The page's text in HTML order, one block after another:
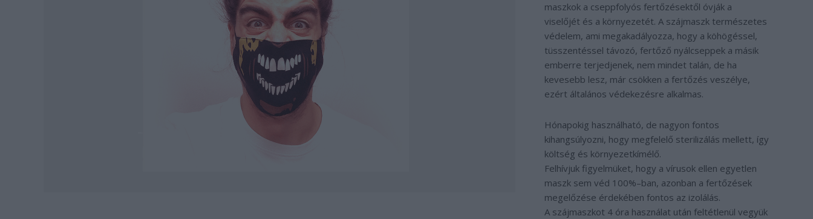
maszkok a cseppfolyós fertőzésektől óvják a
viselőjét és a környezetét. A szájmaszk természetes
védelem, ami megakadályozza, hogy a köhögéssel,
tüsszentéssel távozó, fertőző nyálcseppek a másik
emberre terjedjenek, nem mindet talán, de ha
kevesebb lesz, már csökken a fertőzés veszélye,
ezért általános védekezésre alkalmas.
Hónapokig használható, de nagyon fontos
kihangsúlyozni, hogy megfelelő sterilizálás mellett, így
költség és környezetkímélő.
Felhívjuk figyelmüket, hogy a vírusok ellen egyetlen
maszk sem véd 100%–ban, azonban a fertőzések
megelőzése érdekében fontos az izolálás.
A szájmaszkot 4 óra használat után feltétlenül vegyük